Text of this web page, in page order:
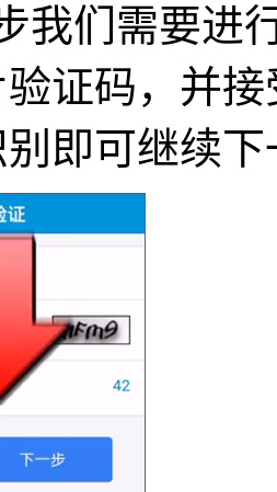
我们需要进
证码，并
即可继续下